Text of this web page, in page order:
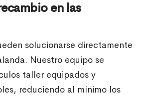
en las
solucionarse directamente
Nuestro equipo se
taller equipados y
reduciendo al mínimo los